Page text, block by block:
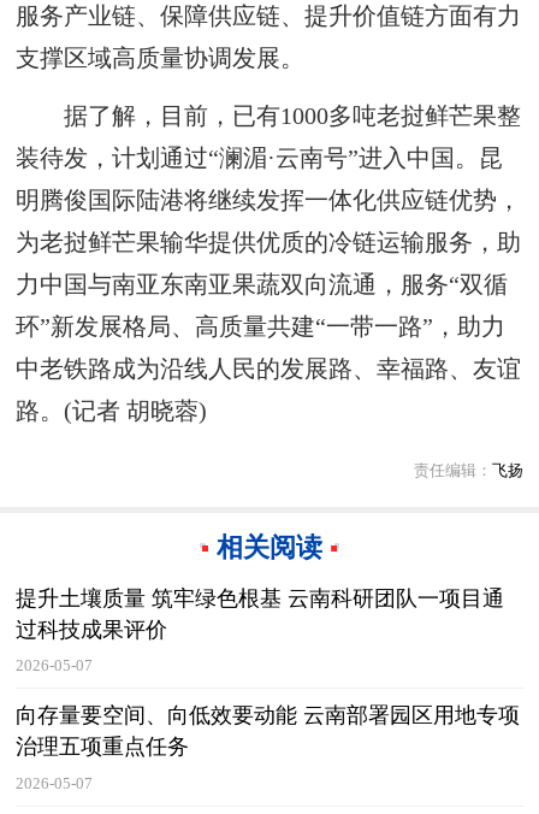
服务产业链、保障供应链、提升价值链方面有力
支撑区域高质量协调发展。
据了解，目前，已有1000多吨老挝鲜芒果整
装待发，计划通过“澜湄·云南号”进入中国。昆
明腾俊国际陆港将继续发挥一体化供应链优势，
为老挝鲜芒果输华提供优质的冷链运输服务，助
力中国与南亚东南亚果蔬双向流通，服务“双循
环”新发展格局、高质量共建“一带一路”，助力
中老铁路成为沿线人民的发展路、幸福路、友谊
路。(记者 胡晓蓉)
责任编辑： 飞扬
相关阅读
提升土壤质量 筑牢绿色根基 云南科研团队一项目通
过科技成果评价
2026-05-07
向存量要空间、向低效要动能 云南部署园区用地专项
治理五项重点任务
2026-05-07